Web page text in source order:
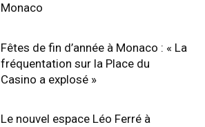
Monaco
Fêtes de fin d’année à Monaco : « La
fréquentation sur la Place du
Casino a explosé »
Le nouvel espace Léo Ferré à